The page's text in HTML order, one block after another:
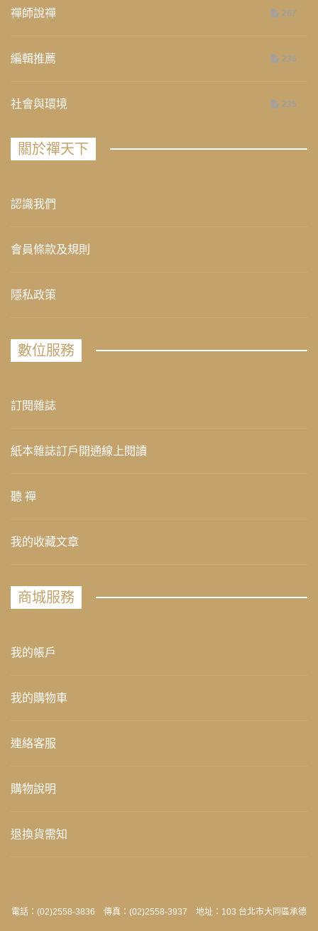
禪師說禪 267
編輯推薦 236
社會與環境 235
關於禪天下
認識我們
會員條款及規則
隱私政策
數位服務
訂閱雜誌
紙本雜誌訂戶開通線上閱讀
聽 禪
我的收藏文章
商城服務
我的帳戶
我的購物車
連絡客服
購物說明
退換貨需知
電話：(02)2558-3836 傳真：(02)2558-3937 地址：103 台北市大同區承德